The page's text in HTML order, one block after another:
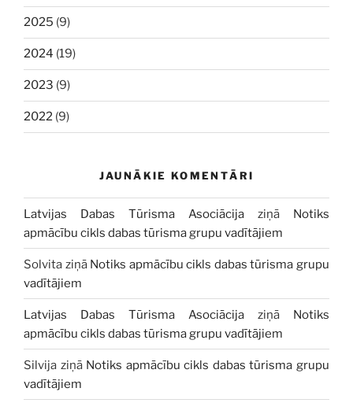
2025 (9)
2024 (19)
2023 (9)
2022 (9)
JAUNĀKIE KOMENTĀRI
Latvijas Dabas Tūrisma Asociācija ziņā Notiks
apmācību cikls dabas tūrisma grupu vadītājiem
Solvita ziņā Notiks apmācību cikls dabas tūrisma grupu
vadītājiem
Latvijas Dabas Tūrisma Asociācija ziņā Notiks
apmācību cikls dabas tūrisma grupu vadītājiem
Silvija ziņā Notiks apmācību cikls dabas tūrisma grupu
vadītājiem